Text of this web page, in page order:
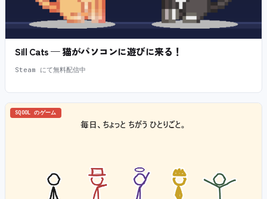
Sill Cats — 猫がパソコンに遊びに来る！
Steam にて無料配信中
SQOOL のゲーム